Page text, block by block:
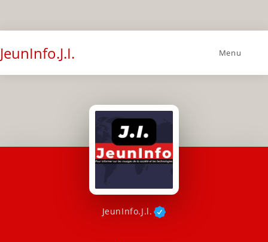
JeunInfo.J.I. Menu
JeunInfo.J.l.